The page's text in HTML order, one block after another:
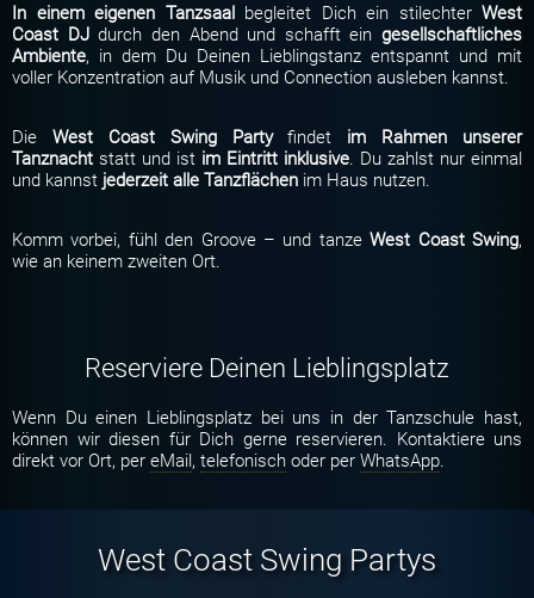
In einem eigenen Tanzsaalbegleitet Dich ein stilechter West
Coast DJdurch den Abend und schafft ein gesellschaftliches
Ambiente, in dem Du Deinen Lieblingstanz entspannt und mit
voller Konzentration auf Musik und Connection ausleben kannst.
Die West Coast Swing Partyfindet im Rahmen unserer
Tanznacht statt und ist im Eintritt inklusive. Du zahlst nur einmal
und kannst jederzeit alle Tanzflächen im Haus nutzen.
Komm vorbei, fühl den Groove – und tanzeWest Coast Swing,
wie an keinem zweiten Ort.
Reserviere Deinen Lieblingsplatz
Wenn Du einen Lieblingsplatz bei uns in der Tanzschule hast,
können wir diesen für Dich gerne reservieren. Kontaktiere uns
direkt vor Ort, per eMail, telefonisch oder per WhatsApp.
West Coast Swing Partys